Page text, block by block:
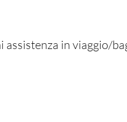
in viaggio/